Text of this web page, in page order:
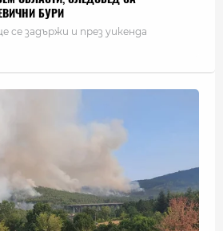
БУРИ
задържи и през уикенда